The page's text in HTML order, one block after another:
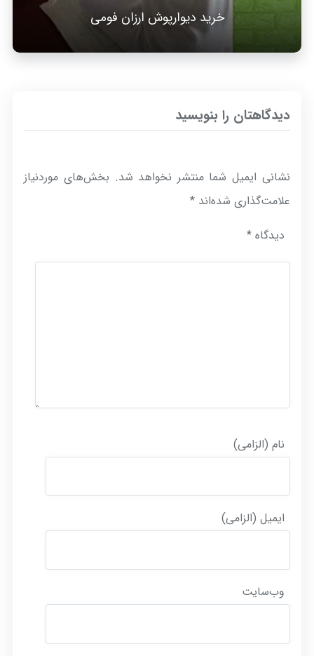
خرید دیوارپوش ارزان فومی
دیدگاهتان را بنویسید
نشانی ایمیل شما منتشر نخواهد شد. بخش‌های موردنیاز
علامت‌گذاری شده‌اند*
دیدگاه *
نام (الزامی)
ایمیل (الزامی)
وب‌سایت